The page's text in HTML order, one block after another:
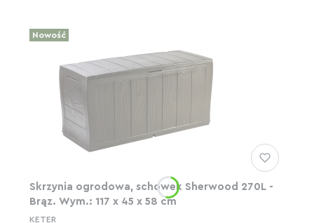
Nowość
Skrzynia ogrodowa, schowek Sherwood 270L -
Brąz. Wym.: 117 x 45 x 58 cm
KETER